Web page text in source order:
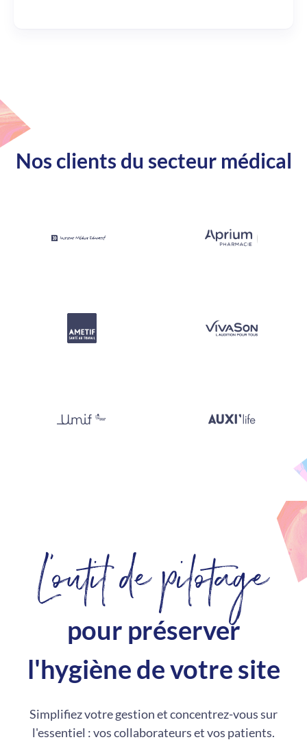
Nos clients du secteur médical
L'outil de pilotage
pour préserver
l'hygiène de votre site
Simplifiez votre gestion et concentrez-vous sur
l'essentiel : vos collaborateurs et vos patients.